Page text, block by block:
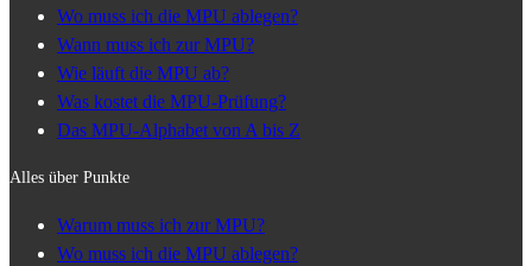
Wo muss ich die MPU ablegen?
Wann muss ich zur MPU?
Wie läuft die MPU ab?
Was kostet die MPU-Prüfung?
Das MPU-Alphabet von A bis Z
Alles über Punkte
Warum muss ich zur MPU?
Wo muss ich die MPU ablegen?